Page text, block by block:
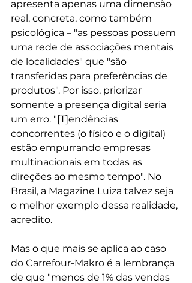
apresenta apenas uma dimensão
real, concreta, como também
psicológica – "as pessoas possuem
uma rede de associações mentais
de localidades" que "são
transferidas para preferências de
produtos". Por isso, priorizar
somente a presença digital seria
um erro. "[T]endências
concorrentes (o físico e o digital)
estão empurrando empresas
multinacionais em todas as
direções ao mesmo tempo". No
Brasil, a Magazine Luiza talvez seja
o melhor exemplo dessa realidade,
acredito.
Mas o que mais se aplica ao caso
do Carrefour-Makro é a lembrança
de que "menos de 1% das vendas